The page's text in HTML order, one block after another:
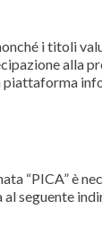
i titoli
alla
“PICA” è
al seguente